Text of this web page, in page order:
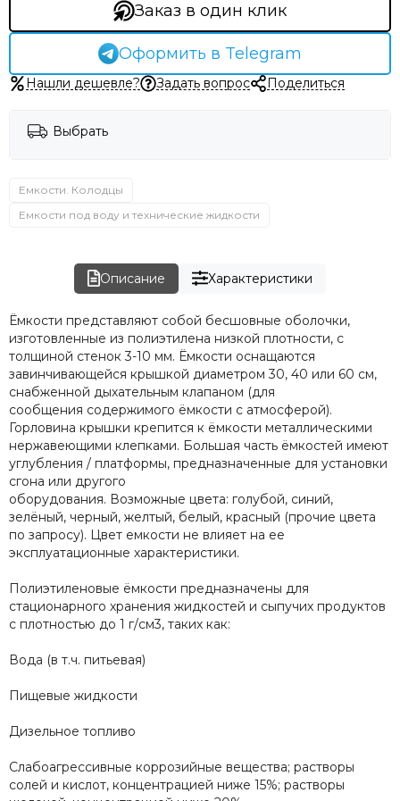
Заказ в один клик
Оформить в Telegram
Нашли дешевле? Задать вопрос Поделиться
Выбрать
Емкости. Колодцы
Емкости под воду и технические жидкости
Описание Характеристики
Ёмкости представляют собой бесшовные оболочки,
изготовленные из полиэтилена низкой плотности, с
толщиной стенок 3-10 мм. Ёмкости оснащаются
завинчивающейся крышкой диаметром 30, 40 или 60 см,
снабженной дыхательным клапаном (для
сообщения содержимого ёмкости с атмосферой).
Горловина крышки крепится к ёмкости металлическими
нержавеющими клепками. Большая часть ёмкостей имеют
углубления / платформы, предназначенные для установки
сгона или другого
оборудования. Возможные цвета: голубой, синий,
зелёный, черный, желтый, белый, красный (прочие цвета
по запросу). Цвет емкости не влияет на ее
эксплуатационные характеристики.
Полиэтиленовые ёмкости предназначены для
стационарного хранения жидкостей и сыпучих продуктов
с плотностью до 1 г/см3, таких как:
Вода (в т.ч. питьевая)
Пищевые жидкости
Дизельное топливо
Слабоагрессивные коррозийные вещества; растворы
солей и кислот, концентрацией ниже 15%; растворы